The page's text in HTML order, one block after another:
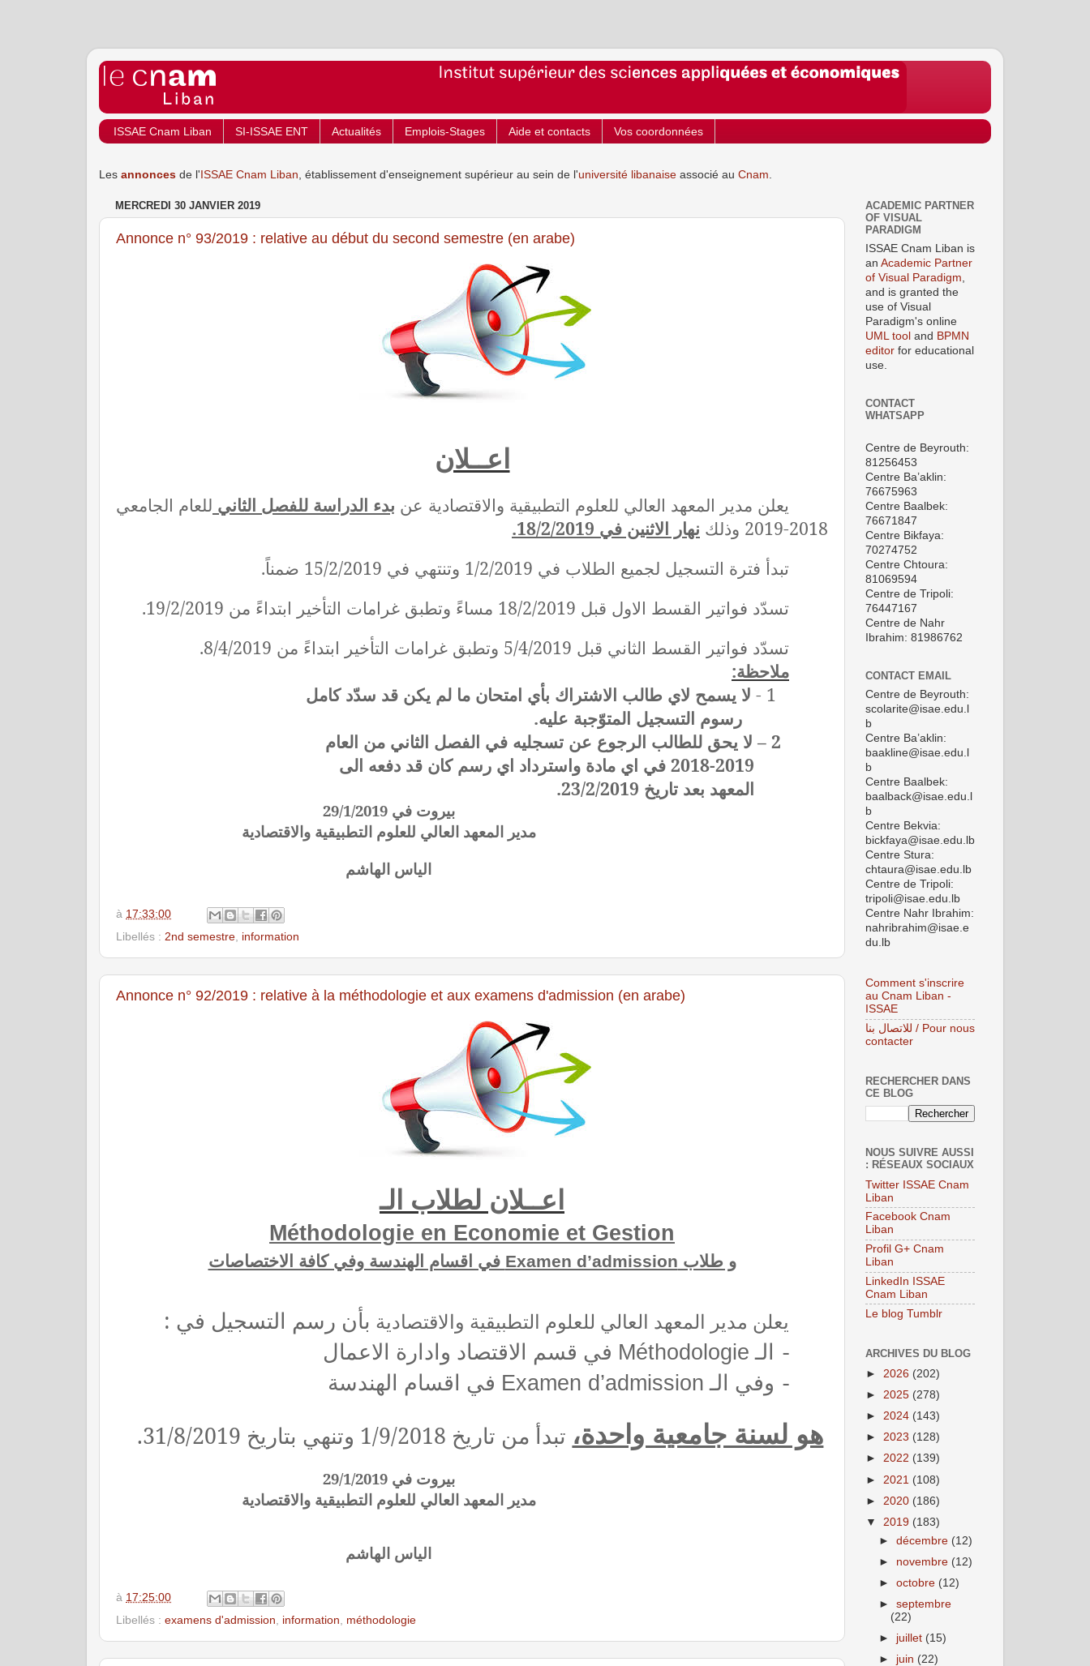
ISSAE Cnam Liban SI-ISSAE ENT Actualités Emplois-Stages Aide et contacts Vos coordonnées
Les annonces de l' ISSAE Cnam Liban , établissement d'enseignement supérieur au sein de l'université libanaise associé au Cnam
MERCREDI 30 JANVIER 2019
Annonce n° 93/2019 : relative au début du second semestre (en arabe)
اعــلان
يعلن مدير المعهد العالي للعلوم التطبيقية والاقتصادية عن بدء الدراسة للفصل الثاني للعام الجامعي
2018-2019 وذلك
نهار الاثنين في 18/2/2019.
تبدأ فترة التسجيل لجميع الطلاب في 1/2/2019 وتنتهي في 15/2/2019 ضمناً.
تسدّد فواتير القسط الاول قبل 18/2/2019 مساءً وتطبق غرامات التأخير ابتداءً من 19/2/2019.
تسدّد فواتير القسط الثاني قبل 5/4/2019 وتطبق غرامات التأخير ابتداءً من 8/4/2019.
ملاحظة:
1 -
لا يسمح لاي طالب الاشتراك بأي امتحان ما لم يكن قد سدّد كامل
رسوم التسجيل المتوّجبة عليه.
2 – لا يحق للطالب الرجوع عن تسجليه في الفصل الثاني من العام
2018-2019 في اي مادة واسترداد اي رسم كان قد دفعه الى
المعهد بعد تاريخ 23/2/2019.
بيروت في 29/1/2019
مدير المعهد العالي للعلوم التطبيقية والاقتصادية
الياس الهاشم
à 17:33:00
Libellés : 2nd semestre information
Annonce n° 92/2019 : relative à la méthodologie et aux examens d'admission (en arabe)
اعــلان لطلاب الـ
Méthodologie en Economie et Gestion
و طلاب Examen d’admission في اقسام الهندسة وفي كافة الاختصاصات
يعلن مدير المعهد العالي للعلوم التطبيقية والاقتصادية بأن رسم التسجيل في :
- الـ Méthodologie في قسم الاقتصاد وادارة الاعمال
- وفي الـ Examen d’admission في اقسام الهندسة
هو لسنة جامعية واحدة، تبدأ من تاريخ 1/9/2018 وتنهي بتاريخ 31/8/2019.
بيروت في 29/1/2019
مدير المعهد العالي للعلوم التطبيقية والاقتصادية
الياس الهاشم
à 17:25:00
Libellés : examens d'admission, information, méthodologie
ACADEMIC PARTNER
OF VISUAL
PARADIGM
ISSAE Cnam Liban is
an Academic Partner
of Visual Paradigm
and is granted the
use of Visual
Paradigm's online
UML tool and BPMN
editor for educational
use.
CONTACT
WHATSAPP
Centre de Beyrouth:
81256453
Centre Ba’aklin:
76675963
Centre Baalbek:
76671847
Centre Bikfaya:
70274752
Centre Chtoura:
81069594
Centre de Tripoli:
76447167
Centre de Nahr
Ibrahim: 81986762
CONTACT EMAIL
Centre de Beyrouth:
scolarite@isae.edu.l
b
Centre Ba’aklin:
baakline@isae.edu.l
b
Centre Baalbek:
baalback@isae.edu.l
b
Centre Bekvia:
bickfaya@isae.edu.lb
Centre Stura:
chtaura@isae.edu.lb
Centre de Tripoli:
tripoli@isae.edu.lb
Centre Nahr Ibrahim:
nahribrahim@isae.e
du.lb
Comment s'inscrire
au Cnam Liban -
ISSAE
للاتصال بنا / Pour nous
contacter
RECHERCHER DANS
CE BLOG
NOUS SUIVRE AUSSI
: RÉSEAUX SOCIAUX
Twitter ISSAE Cnam
Liban
Facebook Cnam
Liban
Profil G+ Cnam
Liban
LinkedIn ISSAE
Cnam Liban
Le blog Tumblr
ARCHIVES DU BLOG
► 2026 (202)
► 2025 (278)
► 2024 (143)
► 2023 (128)
► 2022 (139)
► 2021 (108)
► 2020 (186)
▼ 2019 (183)
►décembre (12)
► novembre (12)
►octobre (12)
►septembre
(22)
► juillet (15)
► juin (22)